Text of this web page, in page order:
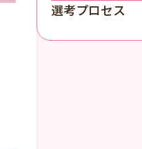
選考プロセス